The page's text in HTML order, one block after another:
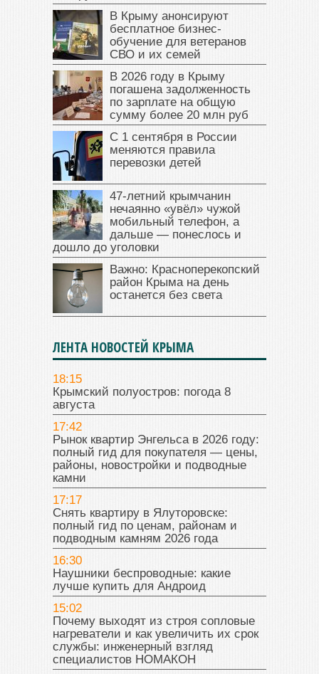
В Крыму анонсируют
бесплатное бизнес-
обучение для ветеранов
СВО и их семей
В 2026 году в Крыму
погашена задолженность
по зарплате на общую
сумму более 20 млн руб
С 1 сентября в России
меняются правила
перевозки детей
47‑летний крымчанин
нечаянно «увёл» чужой
мобильный телефон, а
дальше — понеслось и
дошло до уголовки
Важно: Красноперекопский
район Крыма на день
останется без света
ЛЕНТА НОВОСТЕЙ КРЫМА
18:15
Крымский полуостров: погода 8
августа
17:42
Рынок квартир Энгельса в 2026 году:
полный гид для покупателя — цены,
районы, новостройки и подводные
камни
17:17
Снять квартиру в Ялуторовске:
полный гид по ценам, районам и
подводным камням 2026 года
16:30
Наушники беспроводные: какие
лучше купить для Андроид
15:02
Почему выходят из строя сопловые
нагреватели и как увеличить их срок
службы: инженерный взгляд
специалистов НОМАКОН